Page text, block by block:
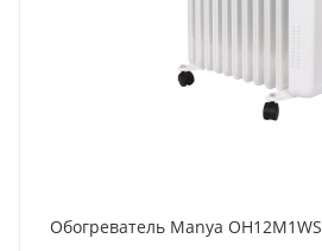
Обогреватель Manya OH12M1WS